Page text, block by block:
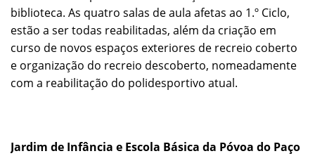
biblioteca. As quatro salas de aula afetas ao 1.º Ciclo,
estão a ser todas reabilitadas, além da criação em
curso de novos espaços exteriores de recreio coberto
e organização do recreio descoberto, nomeadamente
com a reabilitação do polidesportivo atual.
Jardim de Infância e Escola Básica da Póvoa do Paço